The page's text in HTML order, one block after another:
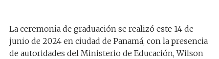
La ceremonia de graduación se realizó este 14 de
junio de 2024 en ciudad de Panamá, con la presencia
de autoridades del Ministerio de Educación, Wilson